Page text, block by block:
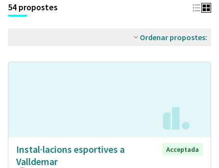
54 propostes
Ordenar propostes:
Instal·lacions esportives a
Valldemar
Acceptada